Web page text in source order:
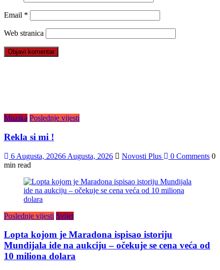
Email *
Web stranica
Muzika Poslednje vijesti
Rekla si mi !
6 Augusta, 20266 Augusta, 2026 Novosti Plus 0 Comments 0
min read
Poslednje vijesti Svijet
Lopta kojom je Maradona ispisao istoriju
Mundijala ide na aukciju – očekuje se cena veća od
10 miliona dolara